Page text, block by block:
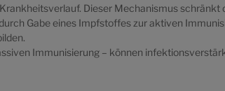
Dieser Mechanismus
Gabe eines Impfstoffes zur aktiven
Immunisierung – können